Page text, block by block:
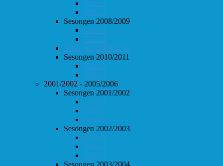
Follo 1
Follo 2
Sesongen 2008/2009
Follo 1
Follo 2
Sesongen 2009/2010
Sesongen 2010/2011
Follo 1
Follo 2
2001/2002 - 2005/2006
Sesongen 2001/2002
Follo 1
Follo 2
Follo 3
Sesongen 2002/2003
Follo 1
Follo 2
Follo 3
Sesongen 2003/2004